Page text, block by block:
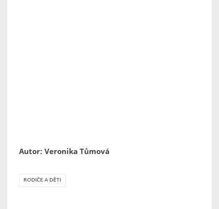
Autor: Veronika Tůmová
RODIČE A DĚTI